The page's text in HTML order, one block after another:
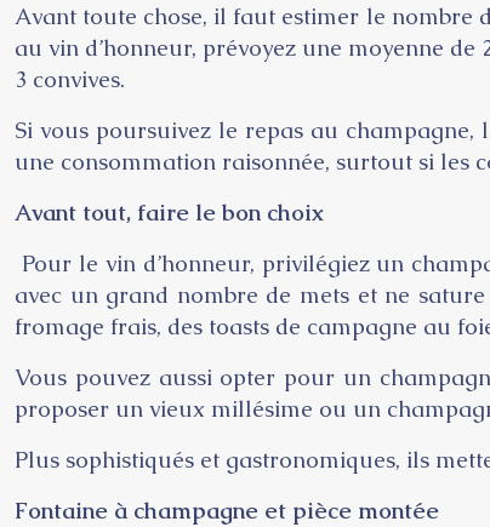
Avant toute chose, il faut estimer le nombre
au vin d’honneur, prévoyez une moyenne
3 convives.
Si vous poursuivez le repas au champagne,
une consommation raisonnée, surtout si les
Avant tout, faire le bon choix
Pour le vin d’honneur, privilégiez un
avec un grand nombre de mets et ne
fromage frais, des toasts de campagne au
Vous pouvez aussi opter pour un
proposer un vieux millésime ou un
Plus sophistiqués et gastronomiques, ils
Fontaine à champagne et pièce montée